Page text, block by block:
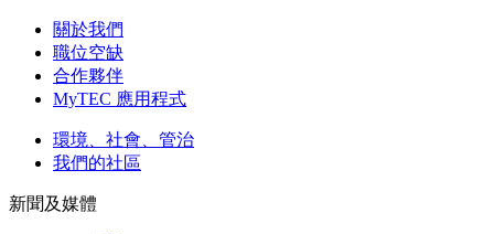
關於我們
職位空缺
合作夥伴
MyTEC 應用程式
環境、社會、管治
我們的社區
新聞及媒體